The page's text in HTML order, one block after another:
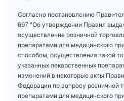
Согласно постановлению
697 "Об утверждении Правил
осуществление розничной
препаратами для медицинского
способом, осуществления такой
указанных лекарственных
изменений в некоторые акты
Федерации по вопросу розничной
препаратами для медицинского